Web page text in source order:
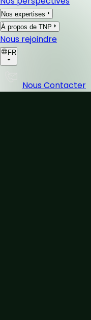
Nos expertises
À propos de TNP
Nous rejoindre
FR
Nous Contacter